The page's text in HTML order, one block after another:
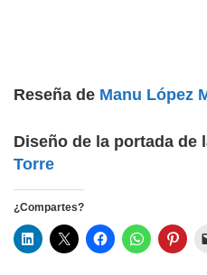
Reseña de Manu López
Diseño de la portada de
Torre
¿Compartes?